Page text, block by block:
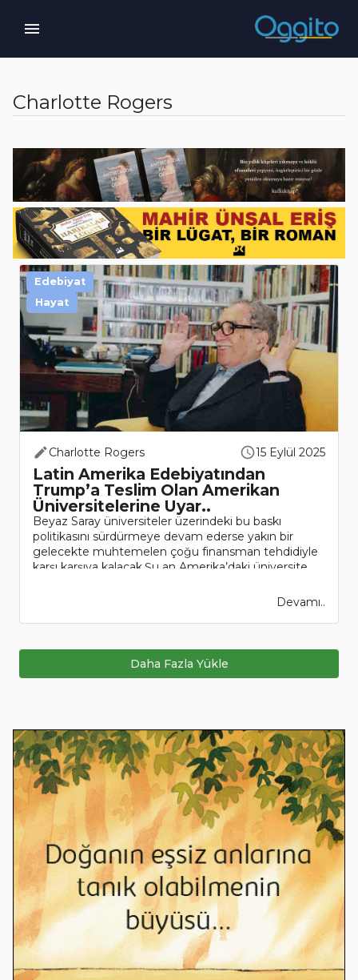
Charlotte Rogers
Charlotte Rogers 15 Eylül 2025
Latin Amerika Edebiyatından
Trump’a Teslim Olan Amerikan
Üniversitelerine Uyar..
Beyaz Saray üniversiteler üzerindeki bu baskı
politikasını sürdürmeye devam ederse yakın bir
gelecekte muhtemelen çoğu finansman tehdidiyle
karşı karşıya kalacak.Şu an Amerika’daki üniversite
Devamı..
Edebiyat
Hayat
Daha Fazla Yükle